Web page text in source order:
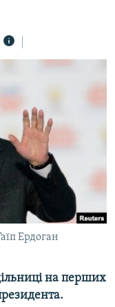
Ердоган
на перших